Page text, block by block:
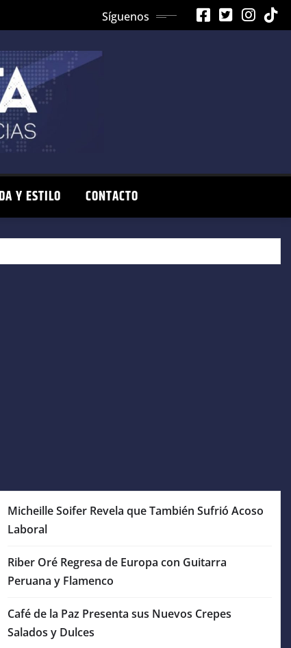
Síguenos
Y ESTILO CONTACTO
Micheille Soifer Revela que También Sufrió Acoso
Laboral
Riber Oré Regresa de Europa con Guitarra
Peruana y Flamenco
Café de la Paz Presenta sus Nuevos Crepes
Salados y Dulces